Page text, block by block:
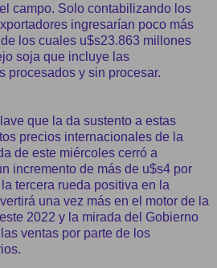
campo. Solo contabilizando los
ingresarían poco más
los cuales u$s23.863 millones
soja que incluye las
procesados y sin procesar.
que la da sustento a estas
precios internacionales de la
de este miércoles cerró a
incremento de más de u$s4 por
tercera rueda positiva en la
una vez más en el motor de la
2022 y la mirada del Gobierno
ventas por parte de los